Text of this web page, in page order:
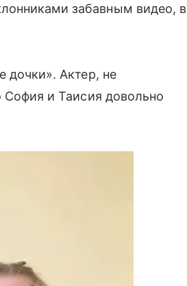
забавным видео, в
дочки». Актер, не
София и Таисия довольно